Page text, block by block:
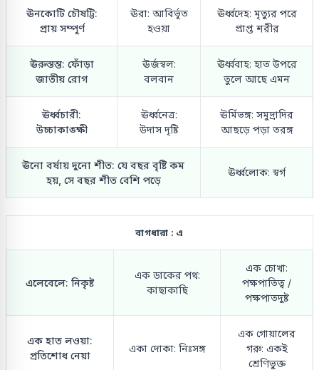
ঊনকোটি চৌষট্টি:
প্রায় সম্পূর্ণ
ঊরা: আবির্ভূত
হওয়া
ঊর্ধ্বদেহ: মৃত্যুর পরে
প্রাপ্ত শরীর
ঊরুস্তম্ভ: ফোঁড়া
জাতীয় রোগ
ঊর্জস্বল:
বলবান
ঊর্ধ্ববাহ: হাত উপরে
তুলে আছে এমন
ঊর্ধ্বচারী:
উচ্চাকাঙ্ক্ষী
ঊর্ধ্বনেত্র:
উদাস দৃষ্টি
ঊর্মিভঙ্গ: সমুদ্রাদির
আছড়ে পড়া তরঙ্গ
ঊনো বর্ষায় দুনো শীত: যে বছর বৃষ্টি কম
হয়, সে বছর শীত বেশি পড়ে
ঊর্ধ্বলোক: স্বর্গ
বাগধারা : এ
এলেবেলে: নিকৃষ্ট
এক ডাকের পথ:
কাছাকাছি
এক চোখা:
পক্ষপাতিত্ব /
পক্ষপাতদুষ্ট
এক হাত লওয়া:
প্রতিশোধ নেয়া
একা দোকা: নিঃসঙ্গ
এক গোয়ালের
গরু: একই
শ্রেণিভুক্ত